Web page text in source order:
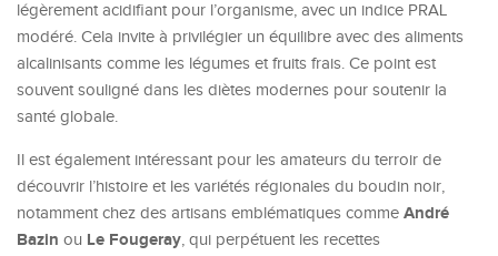
légèrement acidifiant pour l’organisme, avec un indice PRAL
modéré. Cela invite à privilégier un équilibre avec des aliments
alcalinisants comme les légumes et fruits frais. Ce point est
souvent souligné dans les diètes modernes pour soutenir la
santé globale.
Il est également intéressant pour les amateurs du terroir de
découvrir l’histoire et les variétés régionales du boudin noir,
notamment chez des artisans emblématiques comme André
Bazin ou Le Fougeray, qui perpétuent les recettes